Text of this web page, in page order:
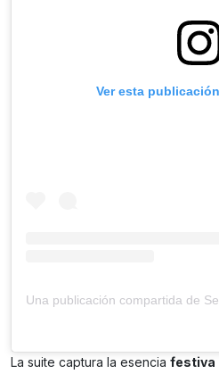
Ver esta
La suite captura la esencia festiva